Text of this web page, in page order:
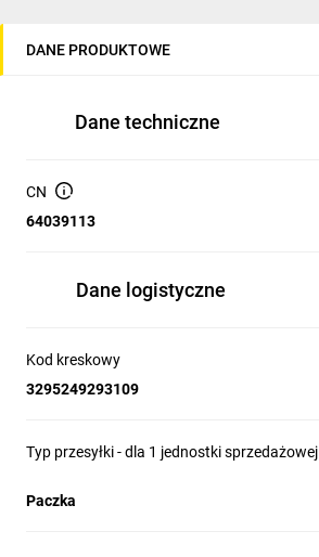
DANE PRODUKTOWE
Dane techniczne
CN
64039113
Dane logistyczne
Kod kreskowy
3295249293109
Typ przesyłki - dla 1 jednostki sprzedażowej
Paczka